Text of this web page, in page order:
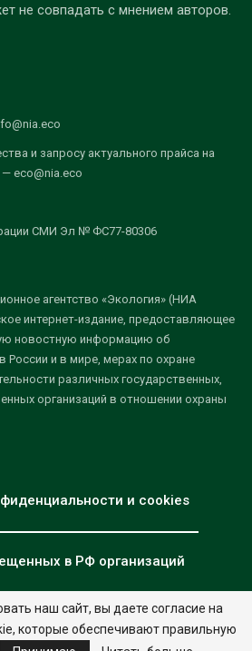
не совпадать с мнением авторов.
и запросу актуального прайса на
eco@nia.eco
СМИ Эл № ФС77-80306
агентство «Экология» (НИА
интернет-издание, предоставляющее
новостную информацию об
России и в мире, мерах по охране
различных государственных,
организаций в отношении охраны
и cookies
в РФ организаций
права защищены. Дизайн:nia.eco
наш сайт, вы даете согласие на
которые обеспечивают правильную